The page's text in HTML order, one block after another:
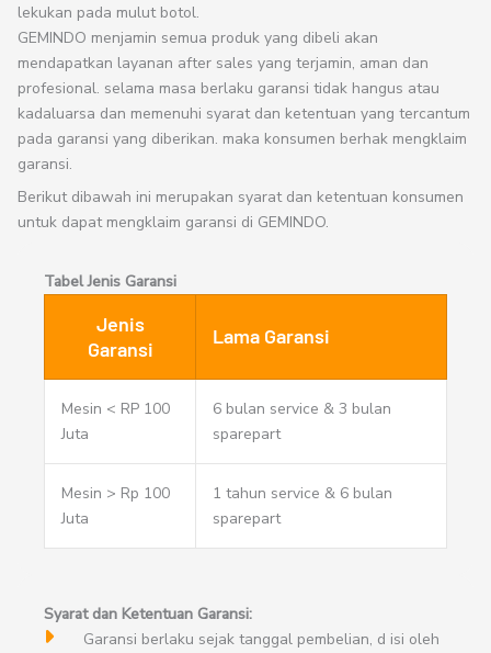
lekukan pada mulut botol.
GEMINDO menjamin semua produk yang dibeli akan
mendapatkan layanan after sales yang terjamin, aman dan
profesional. selama masa berlaku garansi tidak hangus atau
kadaluarsa dan memenuhi syarat dan ketentuan yang tercantum
pada garansi yang diberikan. maka konsumen berhak mengklaim
garansi.
Berikut dibawah ini merupakan syarat dan ketentuan konsumen
untuk dapat mengklaim garansi di GEMINDO.
Tabel Jenis Garansi
Jenis
Garansi
Lama Garansi
Mesin < RP 100
Juta
6 bulan service & 3 bulan
sparepart
Mesin > Rp 100
Juta
1 tahun service & 6 bulan
sparepart
Syarat dan Ketentuan Garansi:
Garansi berlaku sejak tanggal pembelian, d isi oleh